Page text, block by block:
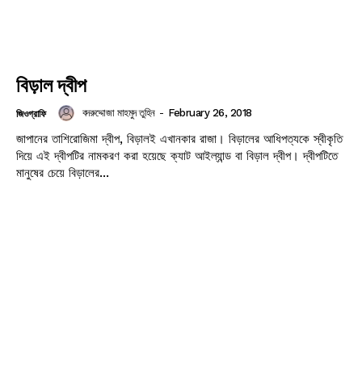
বিড়াল দ্বীপ
জিওগ্রাফি বদরুদ্দোজা মাহমুদ তুহিন - February 26, 2018
জাপানের তাশিরোজিমা দ্বীপ, বিড়ালই এখানকার রাজা। বিড়ালের আধিপত্যকে স্বীকৃতি
দিয়ে এই দ্বীপটির নামকরণ করা হয়েছে ক্যাট আইল্যান্ড বা বিড়াল দ্বীপ। দ্বীপটিতে
মানুষের চেয়ে বিড়ালের...